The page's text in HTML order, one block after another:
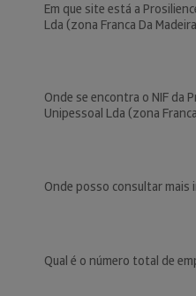
Em que site está a
Lda (zona Franca Da
Onde se encontra o NIF da
Unipessoal Lda (zona
Onde posso consultar mais
Qual é o número total de